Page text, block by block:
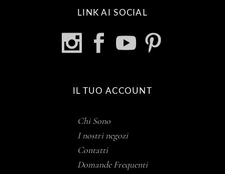
LINK AI SOCIAL
IL TUO ACCOUNT
Chi Sono
I nostri negozi
Contatti
Domande Frequenti